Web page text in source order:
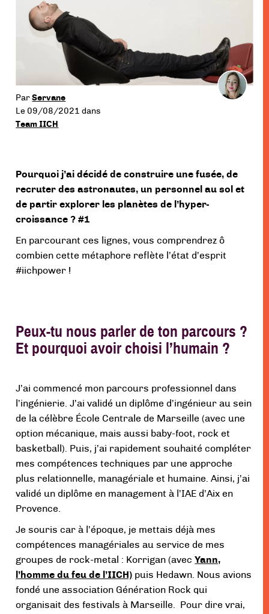
ParServane
Le 09/08/2021 dans
Team IICH
Pourquoi j’ai décidé de construire une fusée, de
recruter des astronautes, un personnel au sol et
de partir explorer les planètes de l’hyper-
croissance ? #1
En parcourant ces lignes, vous comprendrez ô
combien cette métaphore reflète l’état d’esprit
#iichpower !
Peux-tu nous parler de ton parcours ?
Et pourquoi avoir choisi l’humain ?
J’ai commencé mon parcours professionnel dans
l’ingénierie. J’ai validé un diplôme d’ingénieur au sein
de la célèbre École Centrale de Marseille (avec une
option mécanique, mais aussi baby-foot, rock et
basketball). Puis, j’ai rapidement souhaité compléter
mes compétences techniques par une approche
plus relationnelle, managériale et humaine. Ainsi, j’ai
validé un diplôme en management à l’IAE d’Aix en
Provence.
Je souris car à l’époque, je mettais déjà mes
compétences managériales au service de mes
groupes de rock-metal : Korrigan (avecYann,
l’homme du feu de l’IICH) puis Hedawn. Nous avions
fondé une association Génération Rock qui
organisait des festivals à Marseille. Pour dire vrai,